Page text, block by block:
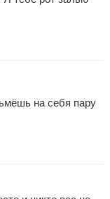
на себя пару